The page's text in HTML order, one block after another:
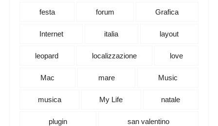
festa forum Grafica
Internet italia layout
leopard localizzazione love
Mac mare Music
musica My Life natale
plugin san valentino